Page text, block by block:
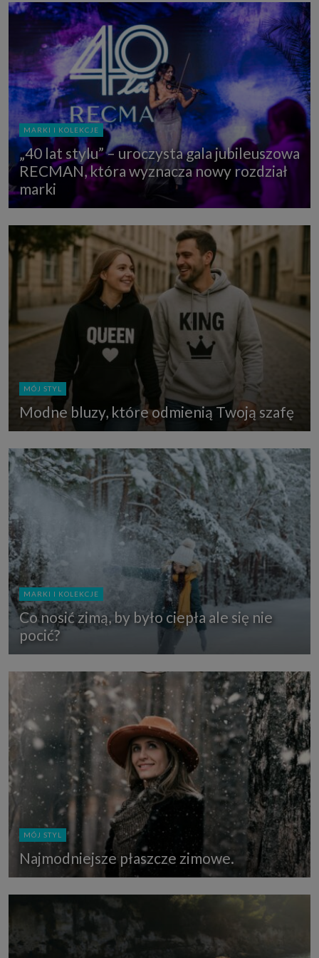
MARKI I KOLEKCJE
„40 lat stylu” – uroczysta gala jubileuszowa
RECMAN, która wyznacza nowy rozdział
marki
MÓJ STYL
Modne bluzy, które odmienią Twoją szafę
MARKI I KOLEKCJE
Co nosić zimą, by było ciepła ale się nie
pocić?
MÓJ STYL
Najmodniejsze płaszcze zimowe.